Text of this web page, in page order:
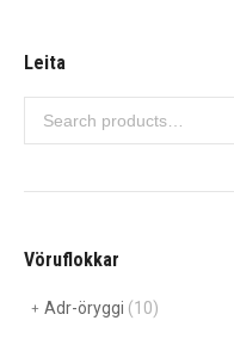
Leita
Vöruflokkar
Adr-öryggi (10)